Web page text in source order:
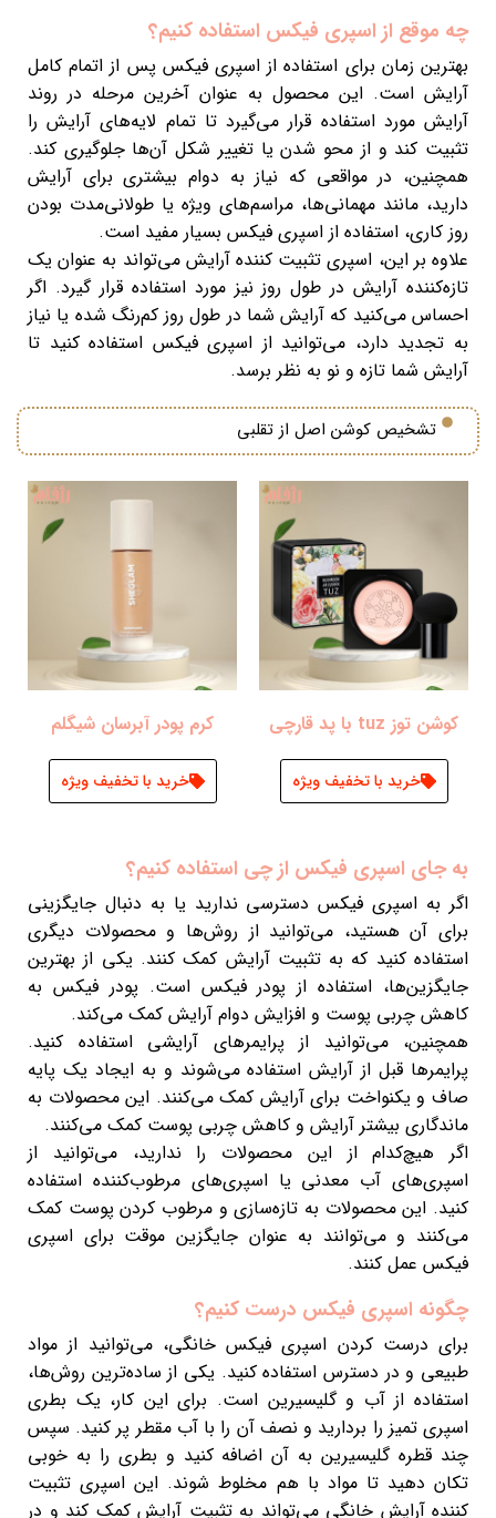
چه موقع از اسپری فیکس استفاده کنیم؟
بهترین زمان برای استفاده از اسپری فیکس پس از اتمام کامل
آرایش است. این محصول به عنوان آخرین مرحله در روند
آرایش مورد استفاده قرار می‌گیرد تا تمام لایه‌های آرایش را
تثبیت کند و از محو شدن یا تغییر شکل آن‌ها جلوگیری کند.
همچنین، در مواقعی که نیاز به دوام بیشتری برای آرایش
دارید، مانند مهمانی‌ها، مراسم‌های ویژه یا طولانی‌مدت بودن
روز کاری، استفاده از اسپری فیکس بسیار مفید است.
علاوه بر این، اسپری تثبیت کننده آرایش می‌تواند به عنوان یک
تازه‌کننده آرایش در طول روز نیز مورد استفاده قرار گیرد. اگر
احساس می‌کنید که آرایش شما در طول روز کم‌رنگ شده یا نیاز
به تجدید دارد، می‌توانید از اسپری فیکس استفاده کنید تا
آرایش شما تازه و نو به نظر برسد.
تشخیص کوشن اصل از تقلبی
کوشن توز tuz با پد قارچی
خرید با تخفیف ویژه
کرم پودر آبرسان شیگلم
خرید با تخفیف ویژه
به جای اسپری فیکس از چی استفاده کنیم؟
اگر به اسپری فیکس دسترسی ندارید یا به دنبال جایگزینی
برای آن هستید، می‌توانید از روش‌ها و محصولات دیگری
استفاده کنید که به تثبیت آرایش کمک کنند. یکی از بهترین
جایگزین‌ها، استفاده از پودر فیکس است. پودر فیکس به
کاهش چربی پوست و افزایش دوام آرایش کمک می‌کند.
همچنین، می‌توانید از پرایمرهای آرایشی استفاده کنید.
پرایمرها قبل از آرایش استفاده می‌شوند و به ایجاد یک پایه
صاف و یکنواخت برای آرایش کمک می‌کنند. این محصولات به
ماندگاری بیشتر آرایش و کاهش چربی پوست کمک می‌کنند.
اگر هیچ‌کدام از این محصولات را ندارید، می‌توانید از
اسپری‌های آب معدنی یا اسپری‌های مرطوب‌کننده استفاده
کنید. این محصولات به تازه‌سازی و مرطوب کردن پوست کمک
می‌کنند و می‌توانند به عنوان جایگزین موقت برای اسپری
فیکس عمل کنند.
چگونه اسپری فیکس درست کنیم؟
برای درست کردن اسپری فیکس خانگی، می‌توانید از مواد
طبیعی و در دسترس استفاده کنید. یکی از ساده‌ترین روش‌ها،
استفاده از آب و گلیسیرین است. برای این کار، یک بطری
اسپری تمیز را بردارید و نصف آن را با آب مقطر پر کنید. سپس
چند قطره گلیسیرین به آن اضافه کنید و بطری را به خوبی
تکان دهید تا مواد با هم مخلوط شوند. این اسپری تثبیت
کننده آرایش خانگی می‌تواند به تثبیت آرایش کمک کند و در